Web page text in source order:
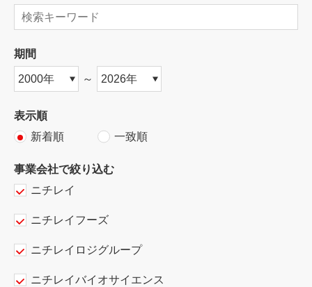
期間
～
表示順
新着順
一致順
事業会社で絞り込む
ニチレイ
ニチレイフーズ
ニチレイロジグループ
ニチレイバイオサイエンス